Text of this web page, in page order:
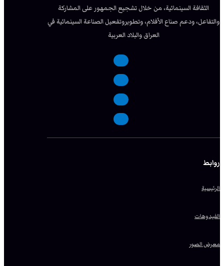
الثقافة السينمائية، من خلال تشجيع الجمهور على المشاركة
والتفاعل، ودعم صناع الأفلام، وتطويروتفعيل الصناعة السينمائية في
العراق والبلاد العربية
روابط
الرئيسية
الفيدوهات
معرض الصور